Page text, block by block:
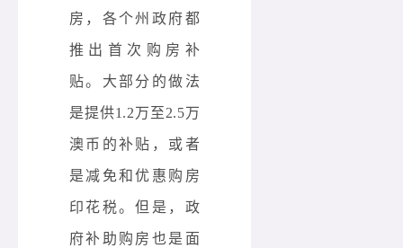
房，各个州政府都
推出首次购房补
贴。大部分的做法
是提供1.2万至2.5万
澳币的补贴，或者
是减免和优惠购房
印花税。但是，政
府补助购房也是面